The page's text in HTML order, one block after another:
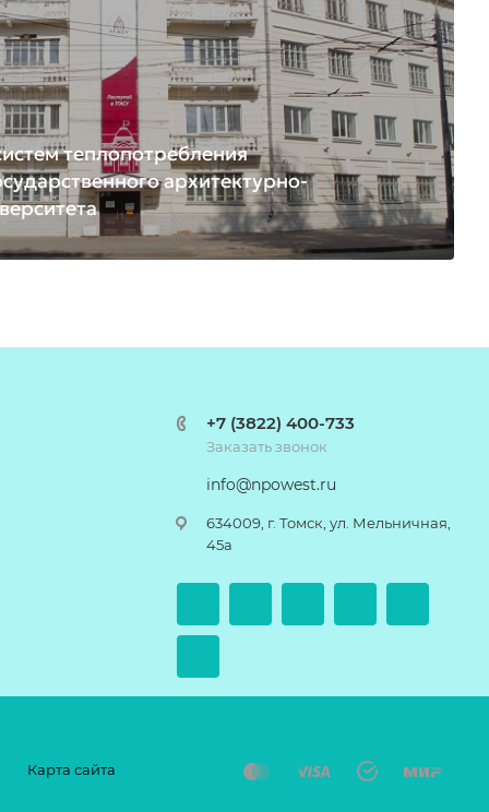
теплопотребления
архитектурно-
+7 (3822) 400-733
Заказать звонок
info@npowest.ru
634009, г. Томск, ул. Мельничная,
45а
Карта сайта